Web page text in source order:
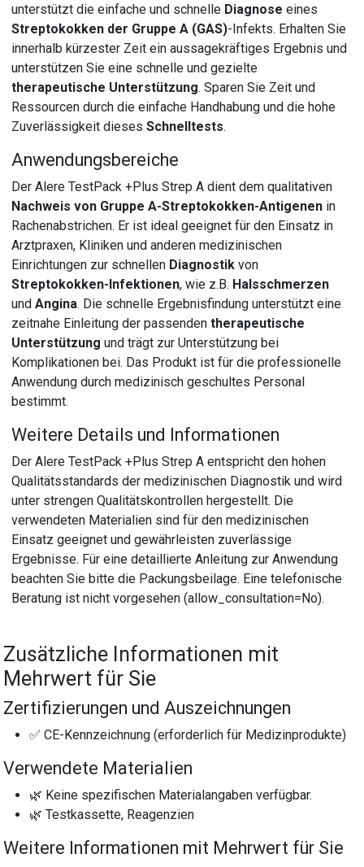
unterstützt die einfache und schnelle Diagnose eines
Streptokokken der Gruppe A (GAS)-Infekts. Erhalten Sie
innerhalb kürzester Zeit ein aussagekräftiges Ergebnis und
unterstützen Sie eine schnelle und gezielte
therapeutische Unterstützung. Sparen Sie Zeit und
Ressourcen durch die einfache Handhabung und die hohe
Zuverlässigkeit diesesSchnelltests.
Anwendungsbereiche
Der Alere TestPack +Plus Strep A dient dem qualitativen
Nachweis von Gruppe A-Streptokokken-Antigenen in
Rachenabstrichen. Er ist ideal geeignet für den Einsatz in
Arztpraxen, Kliniken und anderen medizinischen
Einrichtungen zur schnellen Diagnostik von
Streptokokken-Infektionen, wie z.B. Halsschmerzen
undAngina. Die schnelle Ergebnisfindung unterstützt eine
zeitnahe Einleitung der passendentherapeutische
Unterstützung und trägt zur Unterstützung bei
Komplikationen bei. Das Produkt ist für die professionelle
Anwendung durch medizinisch geschultes Personal
bestimmt.
Weitere Details und Informationen
Der Alere TestPack +Plus Strep A entspricht den hohen
Qualitätsstandards der medizinischen Diagnostik und wird
unter strengen Qualitätskontrollen hergestellt. Die
verwendeten Materialien sind für den medizinischen
Einsatz geeignet und gewährleisten zuverlässige
Ergebnisse. Für eine detaillierte Anleitung zur Anwendung
beachten Sie bitte die Packungsbeilage. Eine telefonische
Beratung ist nicht vorgesehen (allow_consultation=No).
Zusätzliche Informationen mit
Mehrwert für Sie
Zertifizierungen und Auszeichnungen
✅ CE-Kennzeichnung (erforderlich für Medizinprodukte)
Verwendete Materialien
🌿 Keine spezifischen Materialangaben verfügbar.
🌿 Testkassette, Reagenzien
Weitere Informationen mit Mehrwert für Sie